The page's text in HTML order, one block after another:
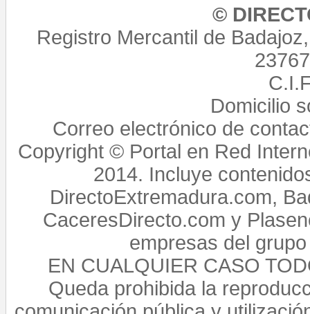
©
Registro Mercantil de
Domicilio
Correo electrónico de
Copyright © Portal en Red
2014. Incluye
DirectoExtremadura.com,
CaceresDirecto.com y
empresas del
EN CUALQUIER CASO
Queda prohibida la